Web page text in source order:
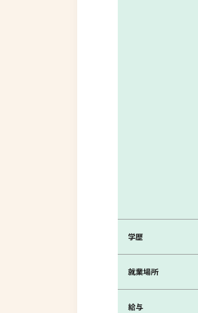
学歴
就業場所
給与